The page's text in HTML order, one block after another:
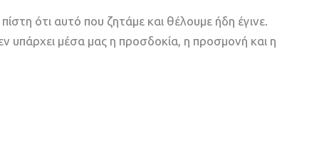
ότι αυτό που ζητάμε και θέλουμε ήδη έγινε.
υπάρχει μέσα μας η προσδοκία, η προσμονή και η